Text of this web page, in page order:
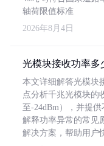
轴荷限值标准
2026年8月4日
光模块接收功率多
本文详细解答光模块
点分析千兆光模块的
至-24dBm），并提
解释功率异常的常见
解决方案，帮助用户